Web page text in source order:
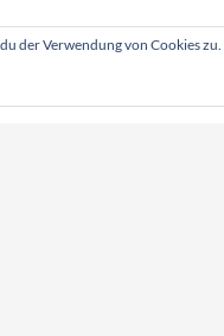
der Verwendung von Cookies zu.